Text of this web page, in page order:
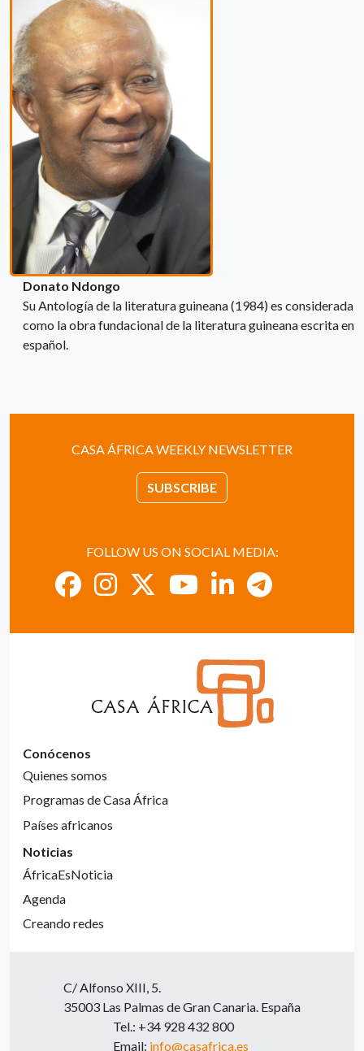
Donato Ndongo
Su Antología de la literatura guineana (1984) es considerada
como la obra fundacional de la literatura guineana escrita en
español.
CASA ÁFRICA WEEKLY NEWSLETTER
SUBSCRIBE
FOLLOW US ON SOCIAL MEDIA:
Conócenos
Quienes somos
Programas de Casa África
Países africanos
Noticias
ÁfricaEsNoticia
Agenda
Creando redes
C/ Alfonso XIII, 5.
35003 Las Palmas de Gran Canaria. España
Tel.: +34 928 432 800
Email: info@casafrica.es